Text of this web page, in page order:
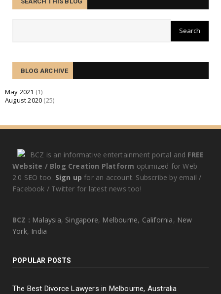
Ne amores quidem sanctos alienos esse.
TECHNOLOGY
Quid enim de amicitia statueris utilitatis causa
BLOG ARCHIVE
May 2021 (1)
August 2020 (25)
BCZ is an informative entertainment portal and FREE
Website / Blog Creation Platform optimized for Web
2.0 SEO too. Sign up for an account. Subscribe by email /
Facebook / Twitter for latest news too!
BCZ : Malaysia, Singapore, Melbourne, California, New
York, India
POPULAR POSTS
The Best Divorce Lawyers in Melbourne, Australia